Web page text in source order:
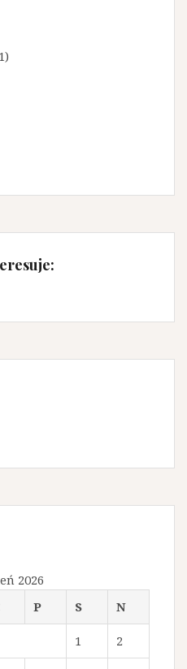
2026
P S N
1 2